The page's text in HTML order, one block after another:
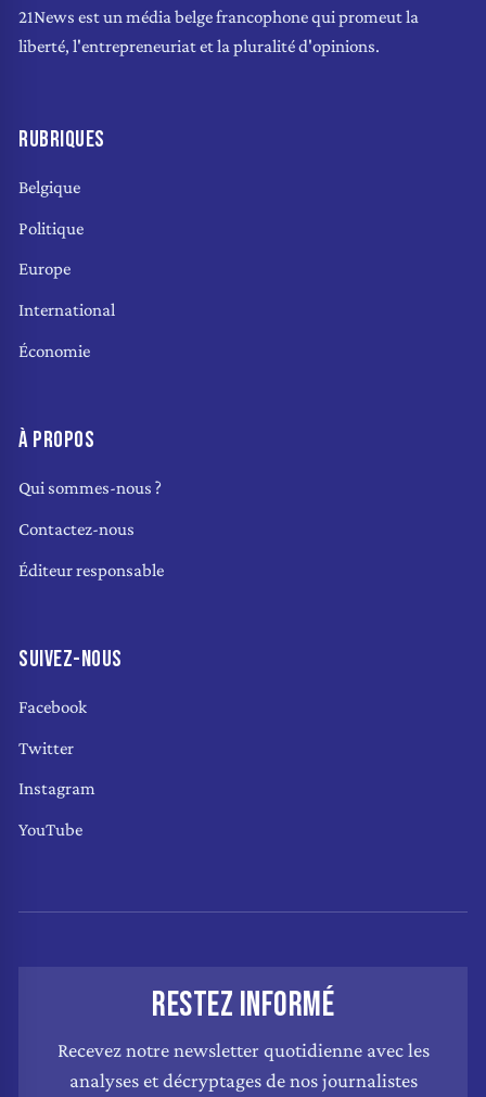
21News est un média belge francophone qui promeut la
liberté, l'entrepreneuriat et la pluralité d'opinions.
RUBRIQUES
Belgique
Politique
Europe
International
Économie
À PROPOS
Qui sommes-nous ?
Contactez-nous
Éditeur responsable
SUIVEZ-NOUS
Facebook
Twitter
Instagram
YouTube
RESTEZ INFORMÉ
Recevez notre newsletter quotidienne avec les
analyses et décryptages de nos journalistes